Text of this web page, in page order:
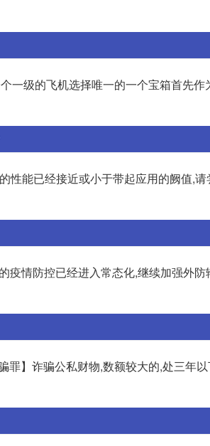
一级的飞机选择唯一的一个宝箱首先
性能已经接近或小于带起应用的阙值,
疫情防控已经进入常态化,继续加强外
】诈骗公私财物,数额较大的,处三年